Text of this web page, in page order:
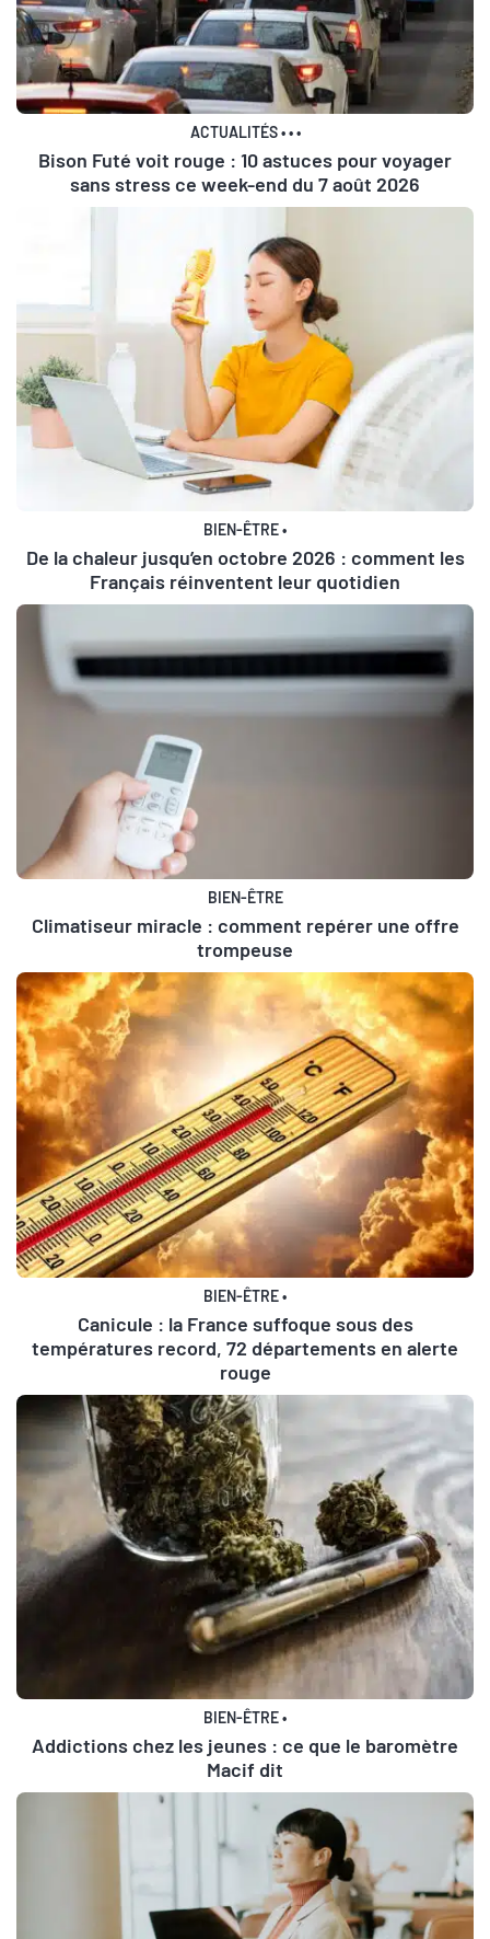
ACTUALITÉS•••
Bison Futé voit rouge : 10 astuces pour voyager
sans stress ce week-end du 7 août 2026
BIEN-ÊTRE•
De la chaleur jusqu’en octobre 2026 : comment les
Français réinventent leur quotidien
BIEN-ÊTRE
Climatiseur miracle : comment repérer une offre
trompeuse
BIEN-ÊTRE•
Canicule : la France suffoque sous des
températures record, 72 départements en alerte
rouge
BIEN-ÊTRE•
Addictions chez les jeunes : ce que le baromètre
Macif dit